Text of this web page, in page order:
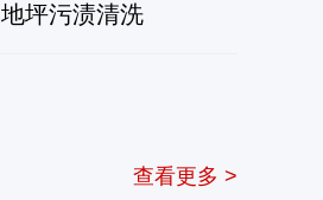
地坪污渍清洗
查看更多 >